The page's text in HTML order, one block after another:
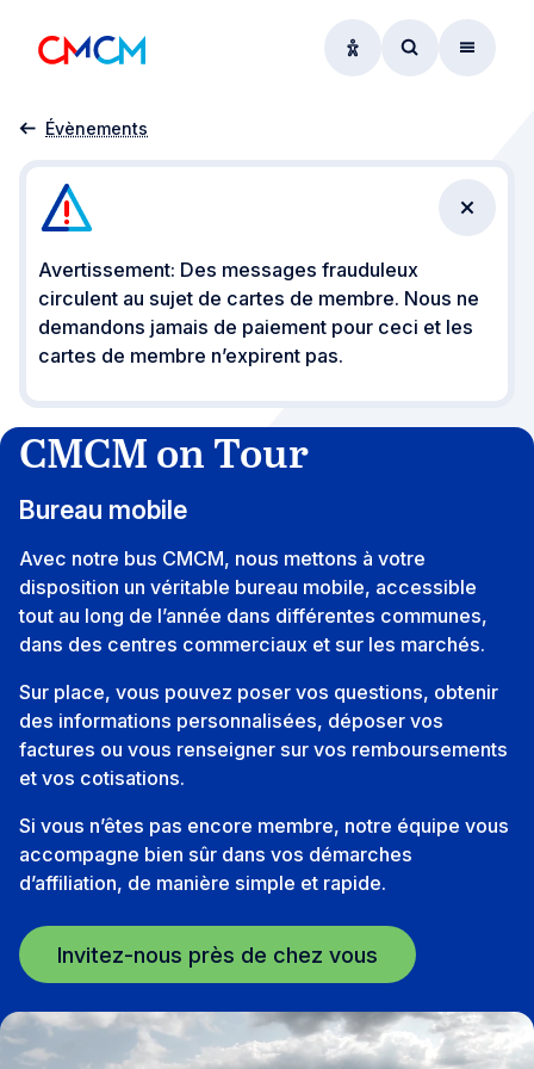
OptionsAccéder au
Menu
Accueil
Évènements
CMCM on Tour
Avertissement: Des messages frauduleux
circulent au sujet de cartes de membre. Nous ne
demandons jamais de paiement pour ceci et les
cartes de membre n’expirent pas.
CMCM on Tour
Bureau mobile
Avec notre bus CMCM, nous mettons à votre
disposition un véritable bureau mobile, accessible
tout au long de l’année dans différentes communes,
dans des centres commerciaux et sur les marchés.
Sur place, vous pouvez poser vos questions, obtenir
des informations personnalisées, déposer vos
factures ou vous renseigner sur vos remboursements
et vos cotisations.
Si vous n’êtes pas encore membre, notre équipe vous
accompagne bien sûr dans vos démarches
d’affiliation, de manière simple et rapide.
Invitez-nous près de chez vous